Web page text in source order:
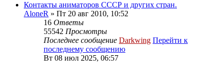
Контакты аниматоров СССР и других стран.
AloneR » Пт 20 авг 2010, 10:52
16 Ответы
55542 Просмотры
Последнее сообщение Darkwing Перейти к
последнему сообщению
Вт 08 июл 2025, 06:57